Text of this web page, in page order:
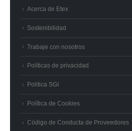
Acerca de Etex
Sostenibilidad
Trabaje con nosotros
Políticas de privacidad
Politica SGI
Política de Cookies
Código de Conducta de Proveedores